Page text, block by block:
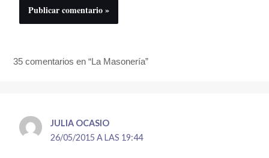
35 comentarios en “La Masonería”
JULIA OCASIO
26/05/2015 A LAS 19:44